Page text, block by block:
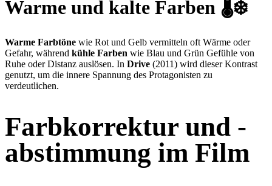
Warme und kalte Farben 🌡️❄️
Warme Farbtöne wie Rot und Gelb vermitteln oft Wärme oder
Gefahr, während kühle Farben wie Blau und Grün Gefühle von
Ruhe oder Distanz auslösen. In Drive (2011) wird dieser Kontrast
genutzt, um die innere Spannung des Protagonisten zu
verdeutlichen.
Farbkorrektur und -
abstimmung im Film